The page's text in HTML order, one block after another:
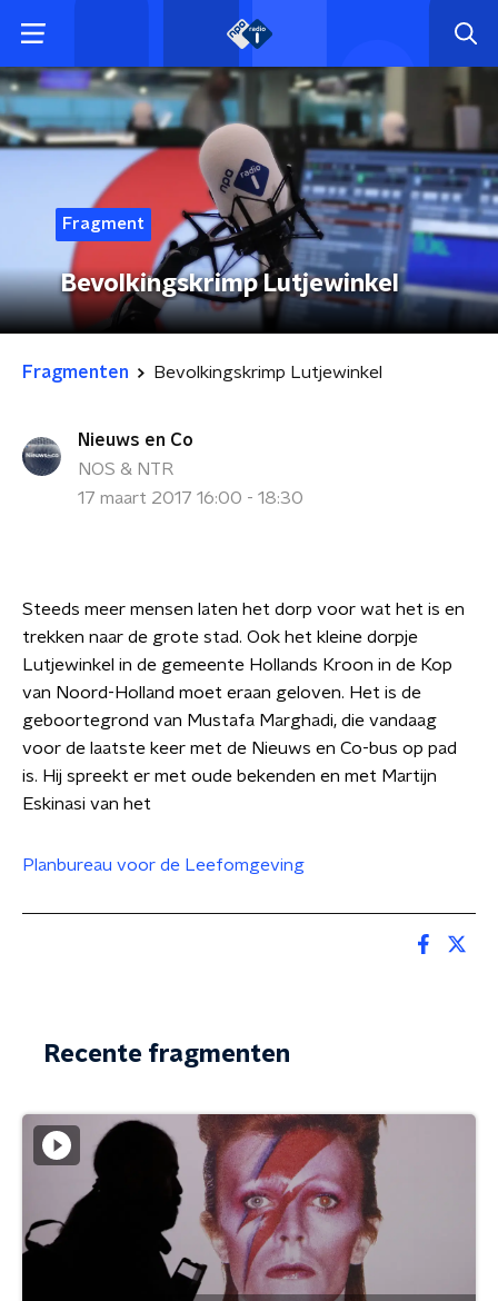
Fragment
Bevolkingskrimp Lutjewinkel
Fragmenten Bevolkingskrimp Lutjewinkel
Nieuws en Co
NOS & NTR
17 maart 2017 16:00 - 18:30
Steeds meer mensen laten het dorp voor wat het is en
trekken naar de grote stad. Ook het kleine dorpje
Lutjewinkel in de gemeente Hollands Kroon in de Kop
van Noord-Holland moet eraan geloven. Het is de
geboortegrond van Mustafa Marghadi, die vandaag
voor de laatste keer met de Nieuws en Co-bus op pad
is. Hij spreekt er met oude bekenden en met Martijn
Eskinasi van het
Planbureau voor de Leefomgeving
Recente fragmenten